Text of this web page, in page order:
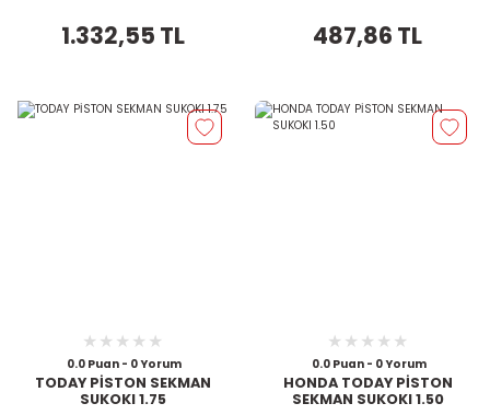
1.332,55 TL 487,86 TL
0.0 Puan - 0 Yorum
TODAY PİSTON SEKMAN
SUKOKI 1.75
0.0 Puan - 0 Yorum
HONDA TODAY PİSTON
SEKMAN SUKOKI 1.50